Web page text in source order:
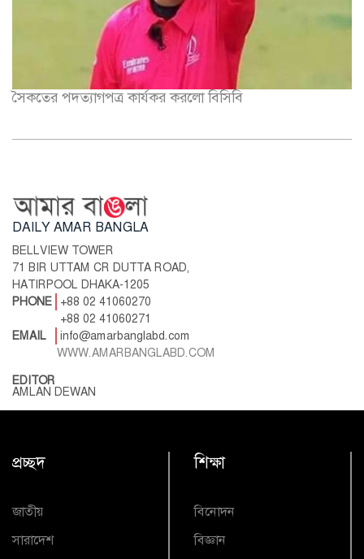
সৈকতের পদত্যাগপত্র কার্যকর করলো বিসিবি
DAILY AMAR BANGLA
BELLVIEW TOWER
71 BIR UTTAM CR DUTTA ROAD,
HATIRPOOL DHAKA-1205
PHONE
+88 02 41060270
+88 02 41060271
EMAIL
info@amarbanglabd.com
WWW.AMARBANGLABD.COM
EDITOR
AMLAN DEWAN
প্রচ্ছদ
জাতীয়
সারাদেশ
শিক্ষা
বিনোদন
বিজ্ঞান